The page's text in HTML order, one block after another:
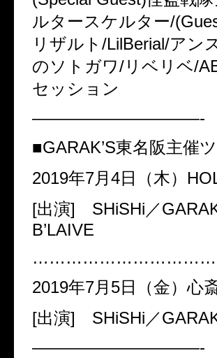
ルタースケルター/
リザルト /LilBerial/アン
のソトガワ/リベリベ/
セッション
——————————-
■GARAK’S東名阪主催
2019年7月 4日（木）
[出演] SHiSHi ／
B’LAIVE
2019年7月 5日（金）心
[出演] SHiSHi ／
——————————-